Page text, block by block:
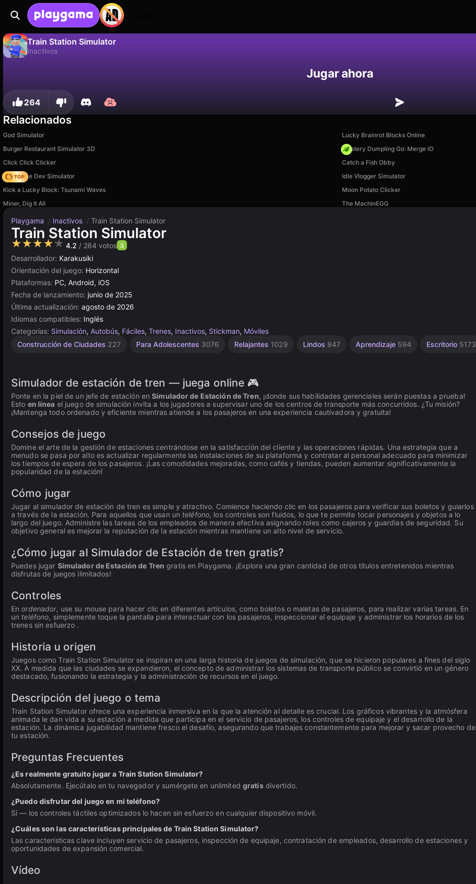
Train Station Simulator
Inactivos
Jugar ahora
264
Relacionados
God Simulator
Lucky Brainrot Blocks Online
Burger Restaurant Simulator 3D
Mystery Dumpling Go: Merge IO
Click Click Clicker
Catch a Fish Obby
Idle Game Dev Simulator
Idle Vlogger Simulator
Kick a Lucky Block: Tsunami Waves
Moon Potato Clicker
Miner, Dig It All
The MachinEGG
Playgama / Inactivos / Train Station Simulator
Train Station Simulator
★★★★★ 4.2 / 264 votos 3
Desarrollador: Karakusiki
Orientación del juego: Horizontal
Plataformas: PC, Android, iOS
Fecha de lanzamiento: junio de 2025
Última actualización: agosto de 2026
Idiomas compatibles: Inglés
Categorías: Simulación, Autobús, Fáciles, Trenes, Inactivos, Stickman, Móviles
Construcción de Ciudades 227 Para Adolescentes 3076 Relajantes 1029 Lindos 847 Aprendizaje 594 Escritorio 5173
Tráfico
Sandbox
Construcción
Aviación
Rusos
Browser
Unity
Simulador de estación de tren — juega online 🎮
Ponte en la piel de un jefe de estación enSimulador de Estación de Tren, ¡donde sus habilidades gerenciales serán puestas a prueba!
Esto en línea el juego de simulación invita a los jugadores a supervisar uno de los centros de transporte más concurridos. ¿Tu misión?
¡Mantenga todo ordenado y eficiente mientras atiende a los pasajeros en una experiencia cautivadora y gratuita!
Consejos de juego
Domine el arte de la gestión de estaciones centrándose en la satisfacción del cliente y las operaciones rápidas. Una estrategia que a
menudo se pasa por alto es actualizar regularmente las instalaciones de su plataforma y contratar al personal adecuado para minimizar
los tiempos de espera de los pasajeros. ¡Las comodidades mejoradas, como cafés y tiendas, pueden aumentar significativamente la
popularidad de la estación!
Cómo jugar
Jugar al simulador de estación de tren es simple y atractivo. Comience haciendo clic en los pasajeros para verificar sus boletos y guiarlos
a través de la estación. Para aquellos que usan un teléfono, los controles son fluidos, lo que te permite tocar personajes y objetos a lo
largo del juego. Administre las tareas de los empleados de manera efectiva asignando roles como cajeros y guardias de seguridad. Su
objetivo general es mejorar la reputación de la estación mientras mantiene un alto nivel de servicio.
¿Cómo jugar al Simulador de Estación de tren gratis?
Puedes jugar Simulador de Estación de Tren gratis en Playgama. ¡Explora una gran cantidad de otros títulos entretenidos mientras
disfrutas de juegos ilimitados!
Controles
Enordenador, use su mouse para hacer clic en diferentes artículos, como boletos o maletas de pasajeros, para realizar varias tareas. En
un teléfono, simplemente toque la pantalla para interactuar con los pasajeros, inspeccionar el equipaje y administrar los horarios de los
trenes sin esfuerzo .
Historia u origen
Juegos como Train Station Simulator se inspiran en una larga historia de juegos de simulación, que se hicieron populares a fines del siglo
XX. A medida que las ciudades se expandieron, el concepto de administrar los sistemas de transporte público se convirtió en un género
destacado, fusionando la estrategia y la administración de recursos en el juego.
Descripción del juego o tema
Train Station Simulator ofrece una experiencia inmersiva en la que la atención al detalle es crucial. Los gráficos vibrantes y la atmósfera
animada le dan vida a su estación a medida que participa en el servicio de pasajeros, los controles de equipaje y el desarrollo de la
estación. La dinámica jugabilidad mantiene fresco el desafío, asegurando que trabajes constantemente para mejorar y sacar provecho de
tu estación.
Preguntas Frecuentes
¿Es realmente gratuito jugar a Train Station Simulator?
Absolutamente. Ejecútalo en tu navegador y sumérgete en unlimited gratisdivertido.
¿Puedo disfrutar del juego en mi teléfono?
Sí — los controles táctiles optimizados lo hacen sin esfuerzo en cualquier dispositivo móvil.
¿Cuáles son las características principales de Train Station Simulator?
Las características clave incluyen servicio de pasajeros, inspección de equipaje, contratación de empleados, desarrollo de estaciones y
oportunidades de expansión comercial.
Vídeo